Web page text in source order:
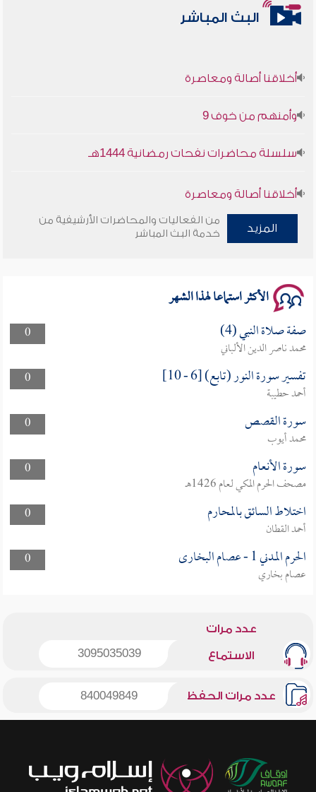
البث المباشر
أخلاقنا أصالة ومعاصرة
وأمنهم من خوف 9
سلسلة محاضرات نفحات رمضانية 1444هـ
أخلاقنا أصالة ومعاصرة
وأمنهم من خوف 9
المزيد
من الفعاليات والمحاضرات الأرشيفية من
خدمة البث المباشر
الأكثر استماعا لهذا الشهر
0 صفة صلاة النبي (4)
محمد ناصر الدين الألباني
0
تفسير سورة النور (تابع) [6 - 10]
أحمد حطيبة
0
سورة القصص
محمد أيوب
0
سورة الأنعام
مصحف الحرم المكي لعام 1426هـ
0
اختلاط السائق بالمحارم
أحمد القطان
0
الحرم المدني 1 - عصام البخارى
عصام بخاري
عدد مرات
الاستماع 3095035039
عدد مرات الحفظ 840049849